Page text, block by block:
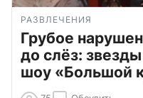
РАЗВЛЕЧЕНИЯ
Грубое
до слёз:
шоу «Большой